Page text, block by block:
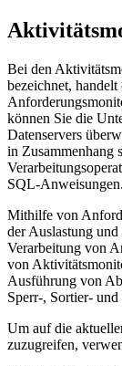
Bei den
bezeichnet,
können Sie die
Datenservers
in Zusammenhang
SQL-Anweisungen.
Mithilfe von
der Auslastung
Verarbeitung von
von
Ausführung von
Sperr-, Sortier-
Um auf die
zuzugreifen,